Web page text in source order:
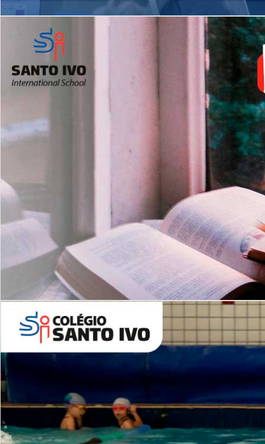
Matrículas Abertas 2026
Leituras Literárias
2º AO 5º ANO FUNDAMENTAL
es
Com imersão Bilingue - Anos
Finais
6º AO 9º ANO FUNDAMENTAL
Inglês: Turmas Reduzidas
(Proficiência)
ALUNOS NOVOS
Entre em Contato